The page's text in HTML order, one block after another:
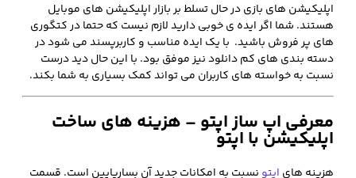
اپلیکیشن های بازی در حال تسلط بر بازار اپلیکیشن های موبایل
هستند. شما اگر ایده ی خوبی دارید لازم نیست که حتما در کتگوری
های پر فروش باشید. با یک ایده مناسب و کاربرپسند می شود در
دسته بندی های کم دانلود نیز موفق بود. با این حال دید درست
نسبت به خواسته های کاربران می تواند کمک بسیاری به شما بکند.
معرفی اپ ساز اپتو – هزینه های ساخت
اپلیکیشن با اپتو
هزینه های اپتو نسبت به امکانات جدید آن بسارپایین است. قسمت